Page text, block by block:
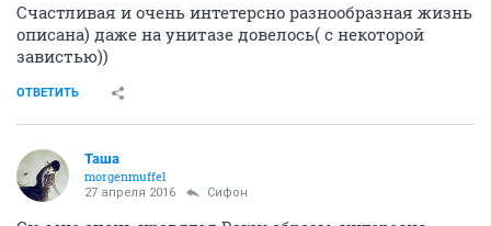
Счастливая и очень интетерсно разнообразная жизнь
описана) даже на унитазе довелось( с некоторой
завистью))
ОТВЕТИТЬ
Таша
morgenmuffel
27 апреля 2016 Сифон